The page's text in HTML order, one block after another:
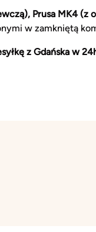
Prusa MK4 (z
w zamkniętą
z Gdańska w